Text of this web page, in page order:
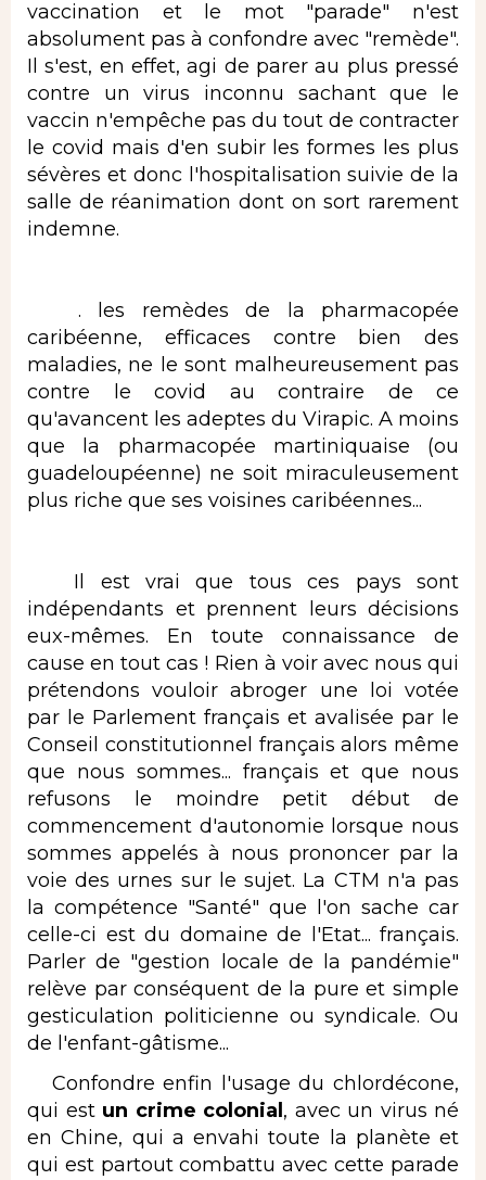
vaccination et le mot "parade" n'est
absolument pas à confondre avec "remède".
Il s'est, en effet, agi de parer au plus pressé
contre un virus inconnu sachant que le
vaccin n'empêche pas du tout de contracter
le covid mais d'en subir les formes les plus
sévères et donc l'hospitalisation suivie de la
salle de réanimation dont on sort rarement
indemne.
. les remèdes de la pharmacopée
caribéenne, efficaces contre bien des
maladies, ne le sont malheureusement pas
contre le covid au contraire de ce
qu'avancent les adeptes du Virapic. A moins
que la pharmacopée martiniquaise (ou
guadeloupéenne) ne soit miraculeusement
plus riche que ses voisines caribéennes...
Il est vrai que tous ces pays sont
indépendants et prennent leurs décisions
eux-mêmes. En toute connaissance de
cause en tout cas ! Rien à voir avec nous qui
prétendons vouloir abroger une loi votée
par le Parlement français et avalisée par le
Conseil constitutionnel français alors même
que nous sommes... français et que nous
refusons le moindre petit début de
commencement d'autonomie lorsque nous
sommes appelés à nous prononcer par la
voie des urnes sur le sujet. La CTM n'a pas
la compétence "Santé" que l'on sache car
celle-ci est du domaine de l'Etat... français.
Parler de "gestion locale de la pandémie"
relève par conséquent de la pure et simple
gesticulation politicienne ou syndicale. Ou
de l'enfant-gâtisme...
Confondre enfin l'usage du chlordécone,
qui est un crime colonial , avec un virus né
en Chine, qui a envahi toute la planète et
qui est partout combattu avec cette parade